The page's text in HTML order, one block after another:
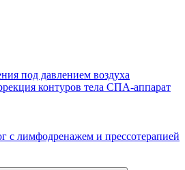
под давлением воздуха
контуров тела СПА-аппарат